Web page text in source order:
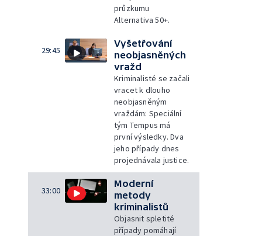
průzkumu
Alternativa 50+.
29:45
Vyšetřování
neobjasněných
vražd
Kriminalisté se začali
vracet k dlouho
neobjasněným
vraždám: Speciální
tým Tempus má
první výsledky. Dva
jeho případy dnes
projednávala justice.
33:00
Moderní
metody
kriminalistů
Objasnit spletité
případy pomáhají